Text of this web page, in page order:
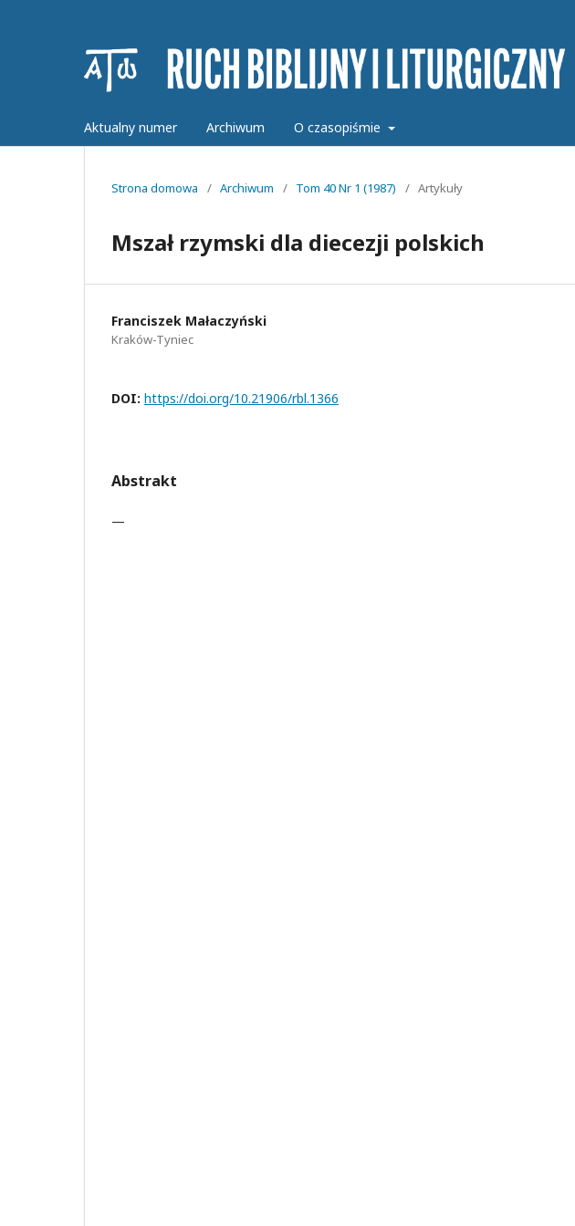
Aktualny numer Archiwum O czasopiśmie
Strona domowa / Archiwum / Tom 40 Nr 1 (1987) / Artykuły
Mszał rzymski dla diecezji polskich
Franciszek Małaczyński
Kraków-Tyniec
DOI: https://doi.org/10.21906/rbl.1366
Abstrakt
—